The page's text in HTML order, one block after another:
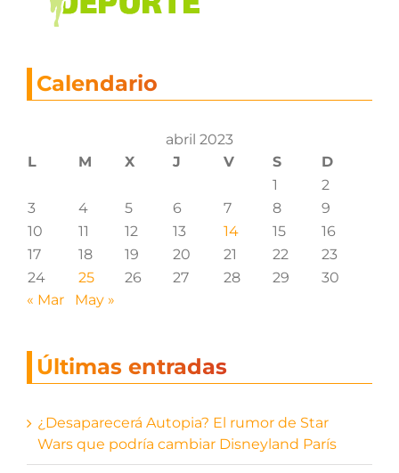
Calendario
abril 2023
L
M X J V S
D
1
2
3
4 5 6 7 8
9
10
11 12 13 14 15
16
17
18 19 20 21 22
23
24
25 26 27 28 29
30
« Mar
May »
Últimas entradas
¿Desaparecerá Autopia? El rumor de Star
Wars que podría cambiar Disneyland París